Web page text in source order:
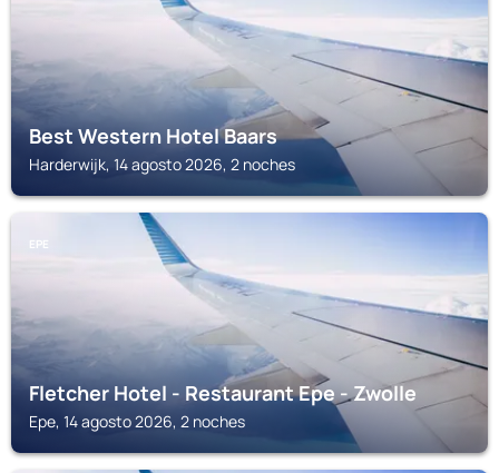
Best Western Hotel Baars
Harderwijk, 14 agosto 2026, 2 noches
EPE
Fletcher Hotel - Restaurant Epe - Zwolle
Epe, 14 agosto 2026, 2 noches